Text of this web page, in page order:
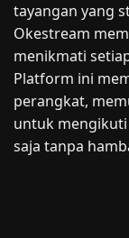
tayangan yang
Okestream
menikmati
Platform ini
perangkat,
untuk
saja tanpa